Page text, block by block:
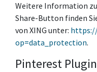
Weitere Information
Share-Button finden
von XING unter:
op=data_protection.
Pinterest Plugin